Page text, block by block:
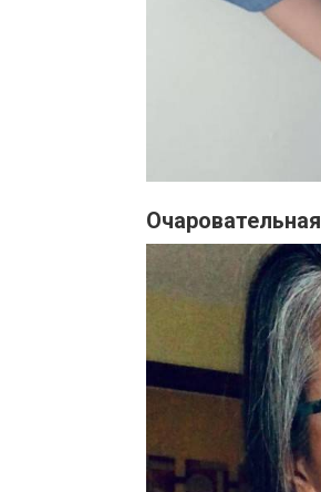
Очаровательная